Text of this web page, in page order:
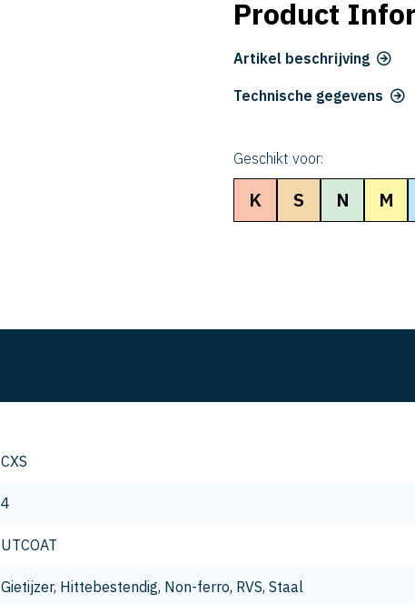
Product
Artikel beschrijving
Technische gegevens
Geschikt voor:
K S N M
CXS
4
UTCOAT
Gietijzer, Hittebestendig, Non-ferro, RVS, Staal